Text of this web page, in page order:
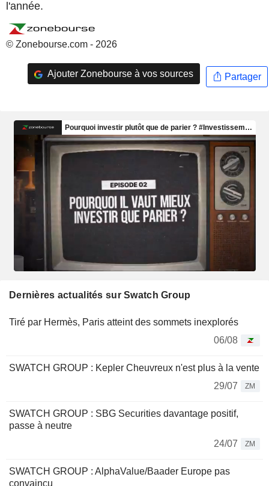
l'année.
© Zonebourse.com - 2026
Ajouter Zonebourse à vos sources Partager
Dernières actualités sur Swatch Group
Tiré par Hermès, Paris atteint des sommets inexplorés
06/08
SWATCH GROUP : Kepler Cheuvreux n'est plus à la vente
29/07
ZM
SWATCH GROUP : SBG Securities davantage positif,
passe à neutre
24/07
ZM
SWATCH GROUP : AlphaValue/Baader Europe pas
convaincu